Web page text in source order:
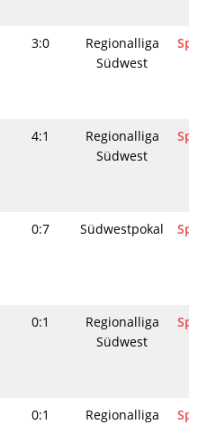
3:0
Regionalliga
Südwest
4:1
Regionalliga
Südwest
0:7 Südwestpokal
0:1
Regionalliga
Südwest
0:1
Regionalliga